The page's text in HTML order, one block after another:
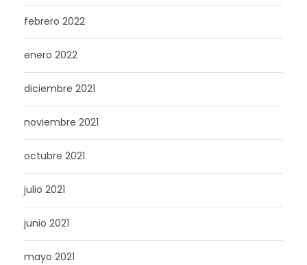
febrero 2022
enero 2022
diciembre 2021
noviembre 2021
octubre 2021
julio 2021
junio 2021
mayo 2021